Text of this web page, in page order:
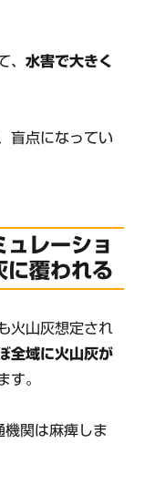
、水害で大きく
盲点になってい
レーショ
に覆われる
火山灰想定され
全域に火山灰が
す。
関は麻痺しま